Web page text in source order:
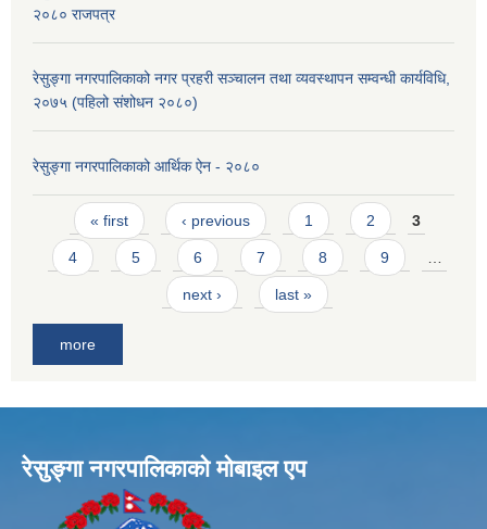
२०८० राजपत्र
रेसुङ्गा नगरपालिकाको नगर प्रहरी सञ्चालन तथा व्यवस्थापन सम्वन्धी कार्यविधि,
२०७५ (पहिलो संशोधन २०८०)
रेसुङ्गा नगरपालिकाको आर्थिक ऐन - २०८०
Pages
« first ‹ previous 1 2 3
4 5 6 7 8 9
next › last »
more
रेसुङ्गा नगरपालिकाकाे माेबाइल एप